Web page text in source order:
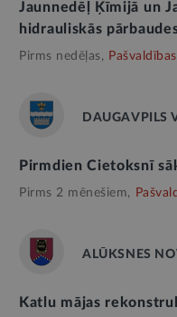
Jaunnedēļ Ķīmijā un
hidrauliskās
Pirms nedēļas, Pašvaldības
DAUGAVPILS
Pirmdien Cietoksnī
Pirms 2 mēnešiem,
ALŪKSNES
Katlu mājas